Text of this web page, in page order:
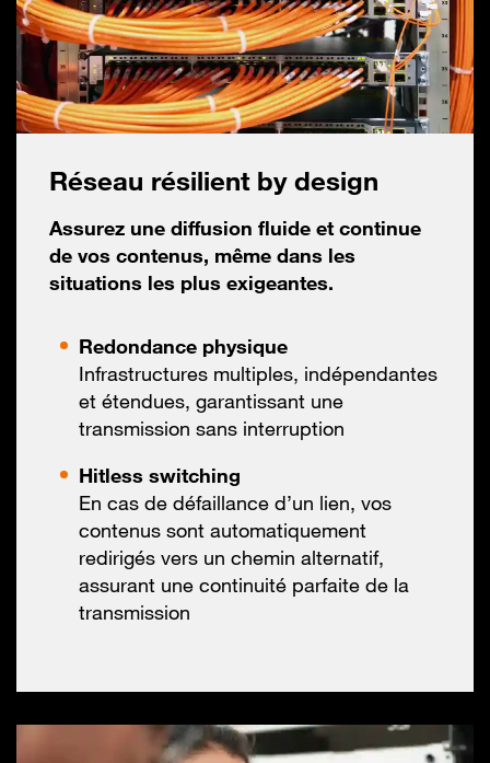
Réseau résilient by design
Assurez une diffusion fluide et continue
de vos contenus, même dans les
situations les plus exigeantes.
Redondance physique
Infrastructures multiples, indépendantes
et étendues, garantissant une
transmission sans interruption
Hitless switching
En cas de défaillance d’un lien, vos
contenus sont automatiquement
redirigés vers un chemin alternatif,
assurant une continuité parfaite de la
transmission